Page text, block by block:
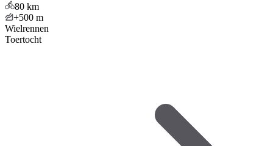
80 km
+500 m
Wielrennen
Toertocht